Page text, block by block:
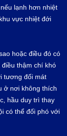
lạnh hơn nhiệt
vực nhiệt đới
hoặc điều đó có
thậm chí khó
tương đối mát
ở nơi không thích
hầu duy trì thay
có thể đối phó với